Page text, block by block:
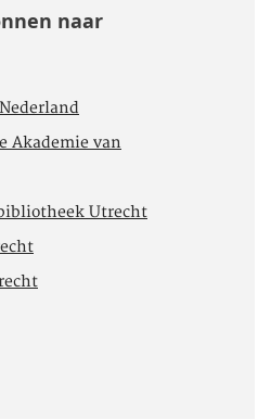
naar
Akademie van
Utrecht